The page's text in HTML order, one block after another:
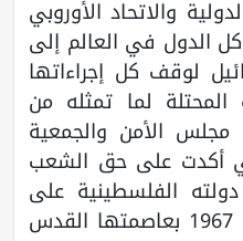
والاتحاد الأوروبي
الدول في العالم إلى
لوقف كل إجراءاتها
لما تمثله من
مجلس الأمن والجمعية
أكدت على حق الشعب
الفلسطينية على
حدود الرابع من حزيران عام 1967 بعاصمتها القدس